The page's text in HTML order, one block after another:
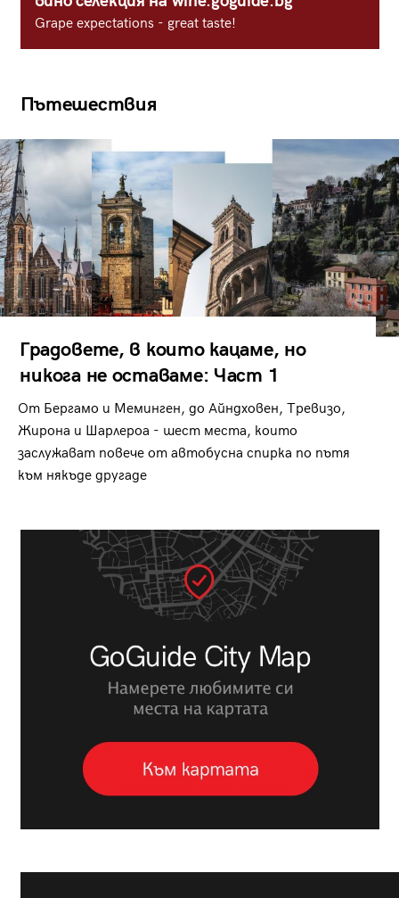
Grape expectations - great taste!
Пътешествия
Градовете, в които кацаме, но
никога не оставаме: Част 1
От Бергамо и Меминген, до Айндховен, Тревизо,
Жирона и Шарлероа - шест места, които
заслужават повече от автобусна спирка по пътя
към някъде другаде